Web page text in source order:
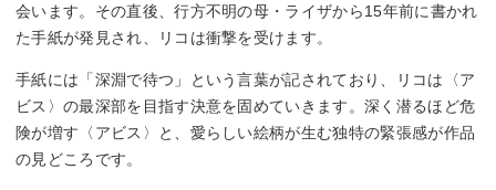
会います。その直後、行方不明の母・ライザから15年前に書かれ
た手紙が発見され、リコは衝撃を受けます。
手紙には「深淵で待つ」という言葉が記されており、リコは〈ア
ビス〉の最深部を目指す決意を固めていきます。深く潜るほど危
険が増す〈アビス〉と、愛らしい絵柄が生む独特の緊張感が作品
の見どころです。